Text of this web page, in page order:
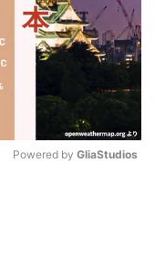
Powered by GliaStudios